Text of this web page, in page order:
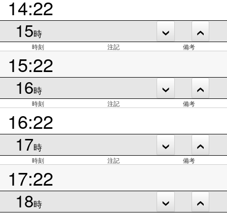
14:22
15時
時刻 注記 備考
15:22
16時
時刻 注記 備考
16:22
17時
時刻 注記 備考
17:22
18時